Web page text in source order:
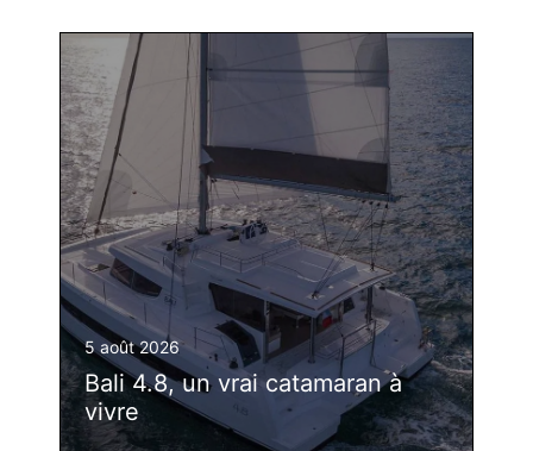
5 août 2026
Bali 4.8, un vrai catamaran à
vivre